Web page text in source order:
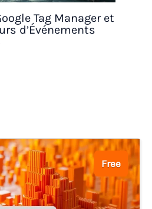
Tag Manager et
d’Événements
Free